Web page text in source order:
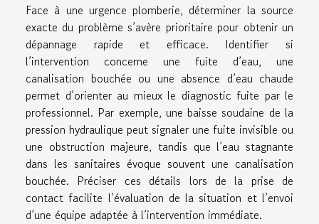
Face à une urgence plomberie, déterminer la source
exacte du problème s’avère prioritaire pour obtenir un
dépannage rapide et efficace. Identifier si
l’intervention concerne une fuite d’eau, une
canalisation bouchée ou une absence d’eau chaude
permet d’orienter au mieux le diagnostic fuite par le
professionnel. Par exemple, une baisse soudaine de la
pression hydraulique peut signaler une fuite invisible ou
une obstruction majeure, tandis que l’eau stagnante
dans les sanitaires évoque souvent une canalisation
bouchée. Préciser ces détails lors de la prise de
contact facilite l’évaluation de la situation et l’envoi
d’une équipe adaptée à l’intervention immédiate.